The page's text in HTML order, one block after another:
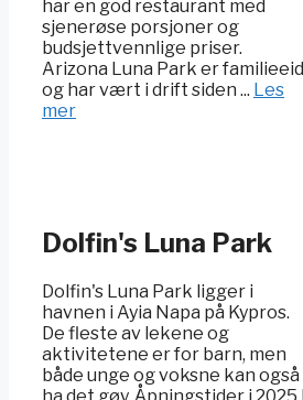
har en god restaurant med
sjenerøse porsjoner og
budsjettvennlige priser.
Arizona Luna Park er familieeid
og har vært i drift siden ... Les
mer
Dolfin's Luna Park
Dolfin's Luna Park ligger i
havnen i Ayia Napa på Kypros.
De fleste av lekene og
aktivitetene er for barn, men
både unge og voksne kan også